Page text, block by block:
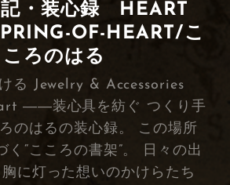
記・装心録 HEART
OF-HEART/こ
ころのはる
る Jewelry & Accessories
――装心具を紡ぐ つくり手
のはるの装心録。 この場所
く“こころの書架”。 日々の出
に灯った想いのかけらたち